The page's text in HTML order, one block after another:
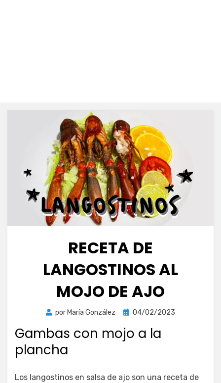
RECETA DE
LANGOSTINOS AL
MOJO DE AJO
por María González
Publicada
04/02/2023
Gambas con mojo a la
plancha
Los langostinos en salsa de ajo son una receta de